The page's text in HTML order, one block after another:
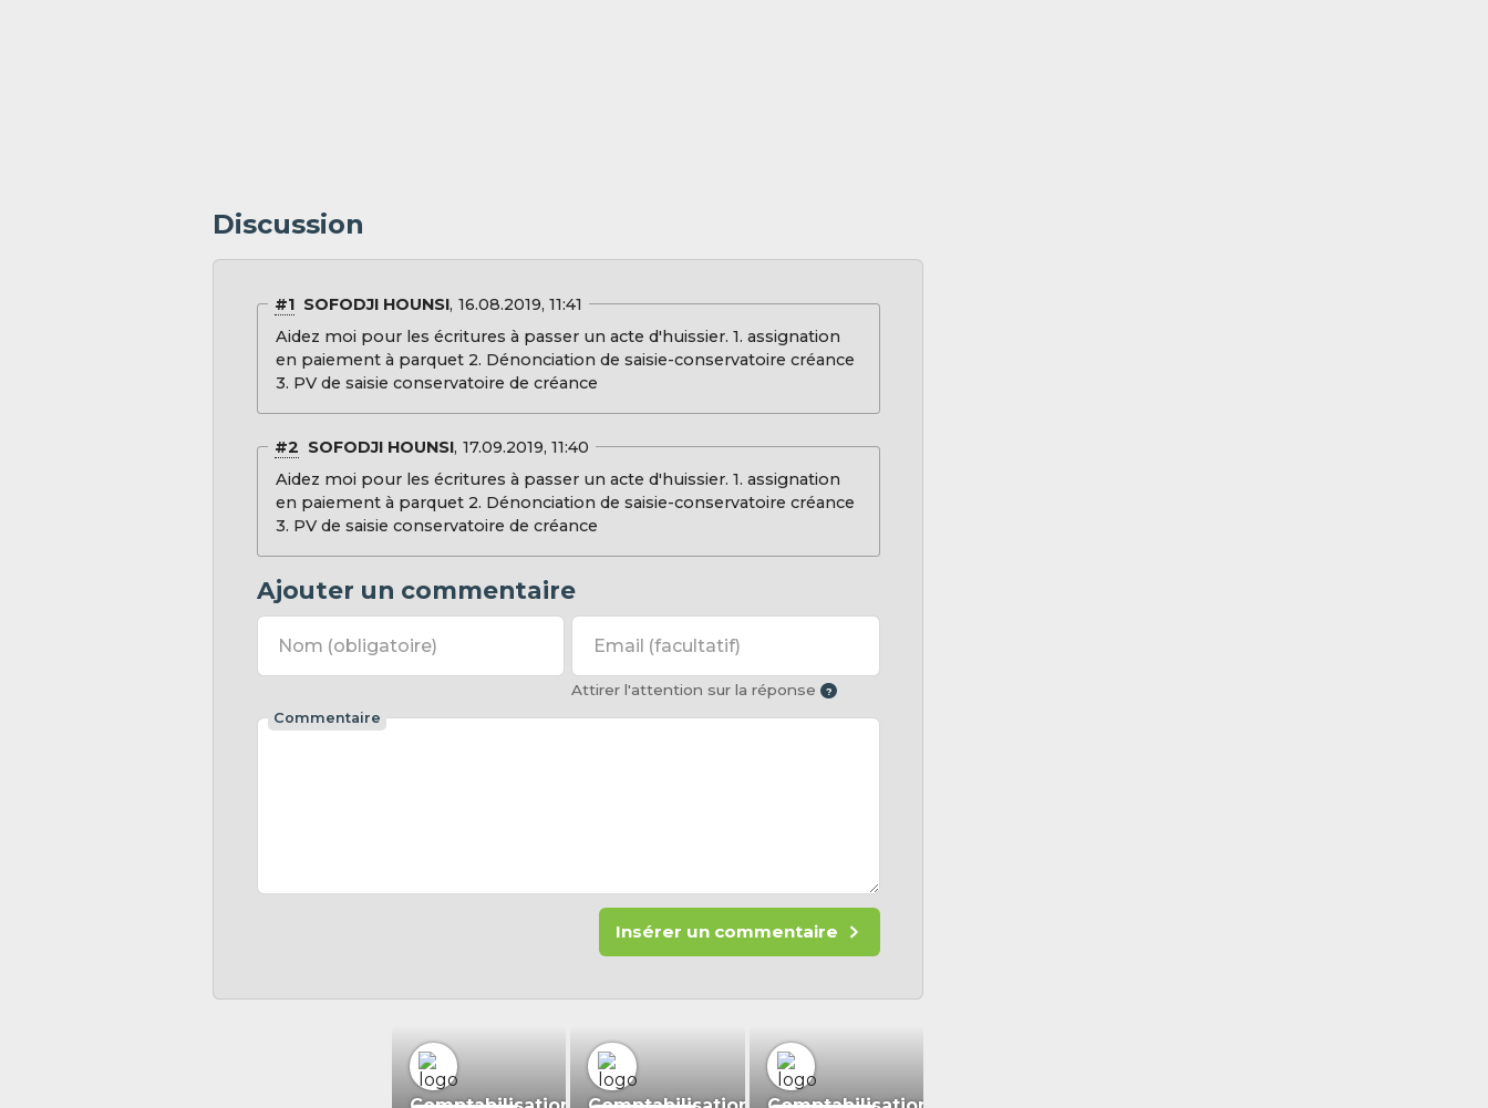
Discussion
#1SOFODJI HOUNSI 16.08.2019, 11:41
Aidez moi pour les écritures à passer un acte d'huissier. 1. assignation
en paiement à parquet 2. Dénonciation de saisie-conservatoire créance
3. PV de saisie conservatoire de créance
#2 SOFODJI HOUNSI 17.09.2019, 11:40
Aidez moi pour les écritures à passer un acte d'huissier. 1. assignation
en paiement à parquet 2. Dénonciation de saisie-conservatoire créance
3. PV de saisie conservatoire de créance
Ajouter un commentaire
Nom (obligatoire) Email (facultatif)
Attirer l'attention sur la réponse
Commentaire
Insérer un commentaire